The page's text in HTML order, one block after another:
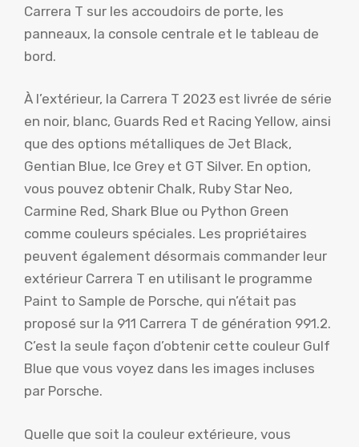
Carrera T sur les accoudoirs de porte, les
panneaux, la console centrale et le tableau de
bord.
À l’extérieur, la Carrera T 2023 est livrée de série
en noir, blanc, Guards Red et Racing Yellow, ainsi
que des options métalliques de Jet Black,
Gentian Blue, Ice Grey et GT Silver. En option,
vous pouvez obtenir Chalk, Ruby Star Neo,
Carmine Red, Shark Blue ou Python Green
comme couleurs spéciales. Les propriétaires
peuvent également désormais commander leur
extérieur Carrera T en utilisant le programme
Paint to Sample de Porsche, qui n’était pas
proposé sur la 911 Carrera T de génération 991.2.
C’est la seule façon d’obtenir cette couleur Gulf
Blue que vous voyez dans les images incluses
par Porsche.
Quelle que soit la couleur extérieure, vous